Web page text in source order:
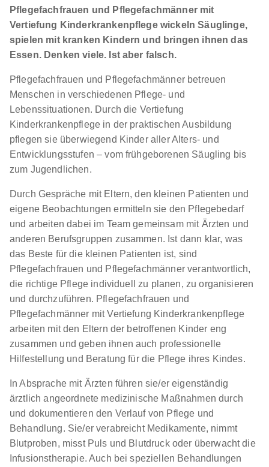
01.10.2026
70173 Stuttgart
Pflegefachfrau / Pflegefachmann Vertiefung
Kinderkrankenpflege, Oktober 2026 Klinikum
Stuttgart
70174 Stuttgart
1.340 - 1.503 € pro Monat
In Planung Ausbildung
Pflegefachfrau/Pflegefachmann (3 Jahre)
01.10.2026
Pflegefachfrauen und Pflegefachmänner mit
Vertiefung Kinderkrankenpflege wickeln Säuglinge,
spielen mit kranken Kindern und bringen ihnen das
Essen. Denken viele. Ist aber falsch.
Pflegefachfrauen und Pflegefachmänner betreuen
Menschen in verschiedenen Pflege- und
Lebenssituationen. Durch die Vertiefung
Kinderkrankenpflege in der praktischen Ausbildung
pflegen sie überwiegend Kinder aller Alters- und
Entwicklungsstufen – vom frühgeborenen Säugling bis
zum Jugendlichen.
Durch Gespräche mit Eltern, den kleinen Patienten und
eigene Beobachtungen ermitteln sie den Pflegebedarf
und arbeiten dabei im Team gemeinsam mit Ärzten und
anderen Berufsgruppen zusammen. Ist dann klar, was
das Beste für die kleinen Patienten ist, sind
Pflegefachfrauen und Pflegefachmänner verantwortlich,
die richtige Pflege individuell zu planen, zu organisieren
und durchzuführen. Pflegefachfrauen und
Pflegefachmänner mit Vertiefung Kinderkrankenpflege
arbeiten mit den Eltern der betroffenen Kinder eng
zusammen und geben ihnen auch professionelle
Hilfestellung und Beratung für die Pflege ihres Kindes.
In Absprache mit Ärzten führen sie/er eigenständig
ärztlich angeordnete medizinische Maßnahmen durch
und dokumentieren den Verlauf von Pflege und
Behandlung. Sie/er verabreicht Medikamente, nimmt
Blutproben, misst Puls und Blutdruck oder überwacht die
Infusionstherapie. Auch bei speziellen Behandlungen